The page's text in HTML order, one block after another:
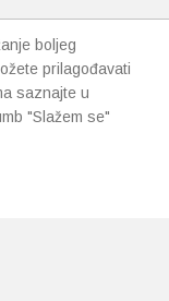
boljeg
prilagođavati
saznajte u
"Slažem se"